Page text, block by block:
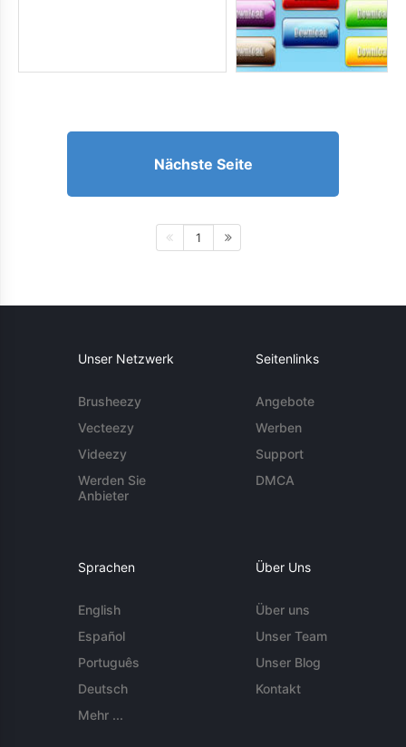
Nächste Seite
1
Unser Netzwerk
Brusheezy
Vecteezy
Videezy
Werden Sie
Anbieter
Seitenlinks
Angebote
Werben
Support
DMCA
Sprachen
English
Español
Português
Deutsch
Mehr ...
Über Uns
Über uns
Unser Team
Unser Blog
Kontakt